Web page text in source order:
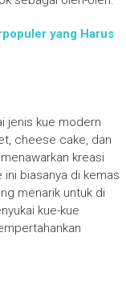
yang Harus
jenis kue modern
cheese cake, dan
kreasi
ini biasanya di kemas
menarik untuk di
kue-kue